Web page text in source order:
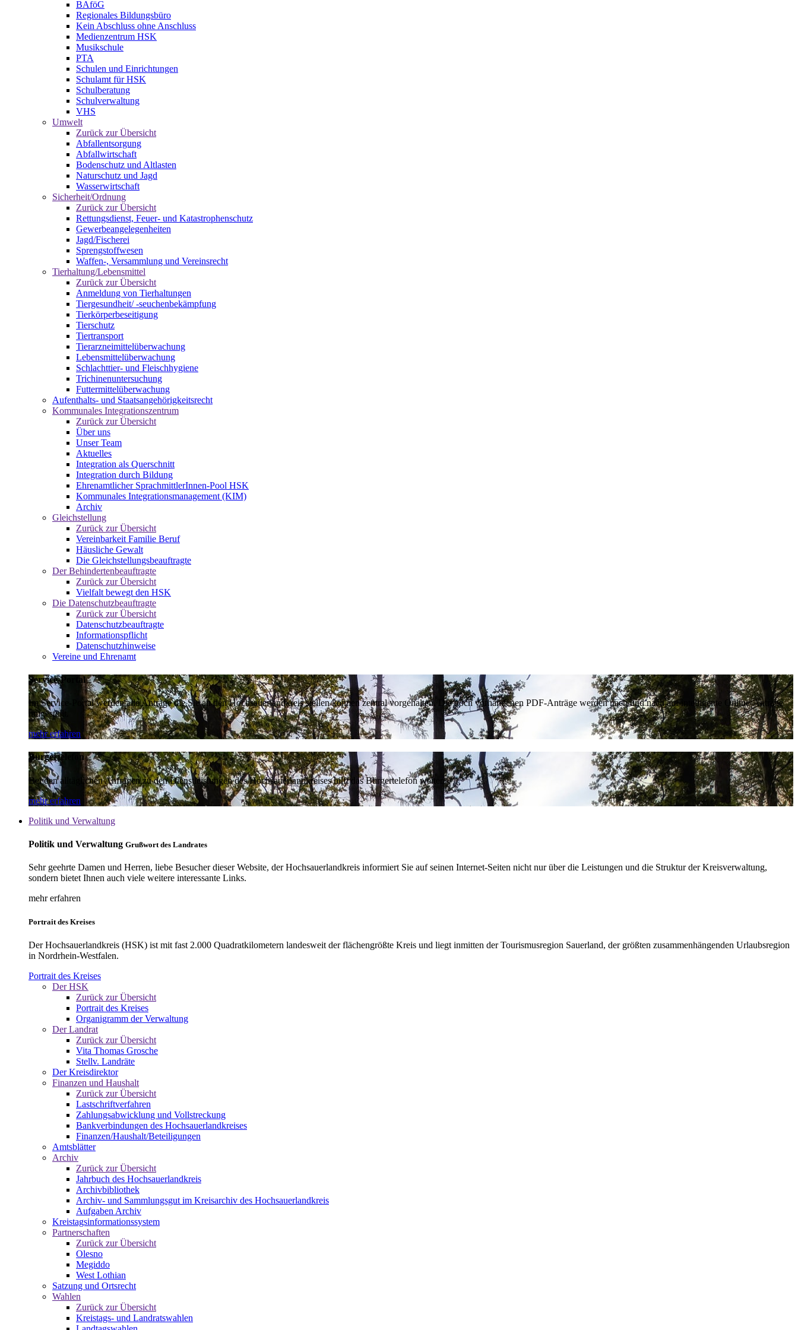
BAföG
Regionales Bildungsbüro
Kein Abschluss ohne Anschluss
Medienzentrum HSK
Musikschule
PTA
Schulen und Einrichtungen
Schulamt für HSK
Schulberatung
Schulverwaltung
VHS
Umwelt
Zurück zur Übersicht
Abfallentsorgung
Abfallwirtschaft
Bodenschutz und Altlasten
Naturschutz und Jagd
Wasserwirtschaft
Sicherheit/Ordnung
Zurück zur Übersicht
Rettungsdienst, Feuer- und Katastrophenschutz
Gewerbeangelegenheiten
Jagd/Fischerei
Sprengstoffwesen
Waffen-, Versammlung und Vereinsrecht
Tierhaltung/Lebensmittel
Zurück zur Übersicht
Anmeldung von Tierhaltungen
Tiergesundheit/ -seuchenbekämpfung
Tierkörperbeseitigung
Tierschutz
Tiertransport
Tierarzneimittelüberwachung
Lebensmittelüberwachung
Schlachttier- und Fleischhygiene
Trichinenuntersuchung
Futtermittelüberwachung
Aufenthalts- und Staatsangehörigkeitsrecht
Kommunales Integrationszentrum
Zurück zur Übersicht
Über uns
Unser Team
Aktuelles
Integration als Querschnitt
Integration durch Bildung
Ehrenamtlicher SprachmittlerInnen-Pool HSK
Kommunales Integrationsmanagement (KIM)
Archiv
Gleichstellung
Zurück zur Übersicht
Vereinbarkeit Familie Beruf
Häusliche Gewalt
Die Gleichstellungsbeauftragte
Der Behindertenbeauftragte
Zurück zur Übersicht
Vielfalt bewegt den HSK
Die Datenschutzbeauftragte
Zurück zur Übersicht
Datenschutzbeauftragte
Informationspflicht
Datenschutzhinweise
Vereine und Ehrenamt
Service-Portal
Im Service-Portal werden alle Anträge die Sie an den Hochsauerlandkreis stellen können zentral vorgehalten. Die noch vorhandenen PDF-Anträge werden nach und nach auf intelligente Online-Anträge
umgestellt.
mehr erfahren
Bürgertelefon
Bei den alltäglichen Anfragen zu den Dienstleistungen des Hochsauerlandkreises hilft das Bürgertelefon weiter.
mehr erfahren
Politik und Verwaltung
Politik und Verwaltung Grußwort des Landrates
Sehr geehrte Damen und Herren, liebe Besucher dieser Website, der Hochsauerlandkreis informiert Sie auf seinen Internet-Seiten nicht nur über die Leistungen und die Struktur der Kreisverwaltung,
sondern bietet Ihnen auch viele weitere interessante Links.
mehr erfahren
Portrait des Kreises
Der Hochsauerlandkreis (HSK) ist mit fast 2.000 Quadratkilometern landesweit der flächengrößte Kreis und liegt inmitten der Tourismusregion Sauerland, der größten zusammenhängenden Urlaubsregion
in Nordrhein-Westfalen.
Portrait des Kreises
Der HSK
Zurück zur Übersicht
Portrait des Kreises
Organigramm der Verwaltung
Der Landrat
Zurück zur Übersicht
Vita Thomas Grosche
Stellv. Landräte
Der Kreisdirektor
Finanzen und Haushalt
Zurück zur Übersicht
Lastschriftverfahren
Zahlungsabwicklung und Vollstreckung
Bankverbindungen des Hochsauerlandkreises
Finanzen/Haushalt/Beteiligungen
Amtsblätter
Archiv
Zurück zur Übersicht
Jahrbuch des Hochsauerlandkreis
Archivbibliothek
Archiv- und Sammlungsgut im Kreisarchiv des Hochsauerlandkreis
Aufgaben Archiv
Kreistagsinformationssystem
Partnerschaften
Zurück zur Übersicht
Olesno
Megiddo
West Lothian
Satzung und Ortsrecht
Wahlen
Zurück zur Übersicht
Kreistags- und Landratswahlen